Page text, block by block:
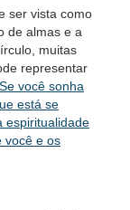
ser vista como
de almas e a
muitas
representar
Se você sonha
está se
espiritualidade
você e os